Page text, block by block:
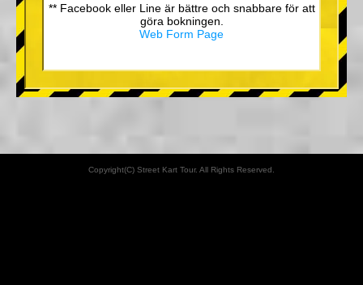
** Facebook eller Line är bättre och snabbare för att
göra bokningen.
Web Form Page
Copyright(C) Street Kart Tour. All Rights Reserved.